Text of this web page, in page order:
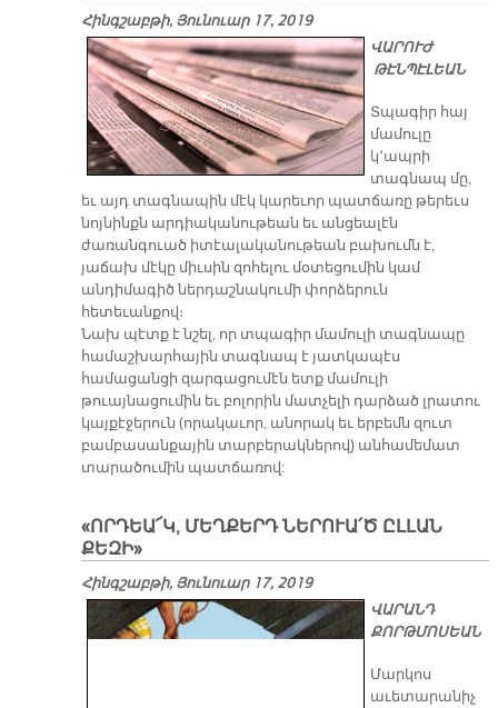
Հինգշաբթի, Յունուար 17, 2019
ՎԱՐՈՒԺ
ԹԷՆՊԷԼԵԱՆ
Տպագիր հայ
մամուլը
կ՚ապրի
տագնապ մը,
եւ այդ տագնապին մէկ կարեւոր պատճառը թերեւս
նոյնինքն արդիականութեան եւ անցեալէն
ժառանգուած իտէալականութեան բախումն է,
յաճախ մէկը միւսին զոհելու մօտեցումին կամ
անդիմագիծ ներդաշնակումի փորձերուն
հետեւանքով։
Նախ պէտք է նշել, որ տպագիր մամուլի տագնապը
համաշխարհային տագնապ է յատկապէս
համացանցի զարգացումէն ետք մամուլի
թուայնացումին եւ բոլորին մատչելի դարձած լրատու
կայքէջերուն (որակաւոր, անորակ եւ երբեմն զուտ
բամբասանքային տարբերակներով) անհամեմատ
տարածումին պատճառով:
«ՈՐԴԵԱ՜Կ, ՄԵՂՔԵՐԴ ՆԵՐՈՒԱ՛Ծ ԸԼԼԱՆ
ՔԵԶԻ»
Հինգշաբթի, Յունուար 17, 2019
ՎԱՐԱՆԴ
ՔՈՐԹՄՈՍԵԱՆ
Մարկոս
աւետարանիչ